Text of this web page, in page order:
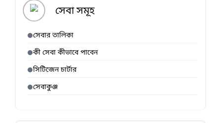
সেবা সমূহ
সেবার তালিকা
কী সেবা কীভাবে পাবেন
সিটিজেন চার্টার
সেবাকুঞ্জ